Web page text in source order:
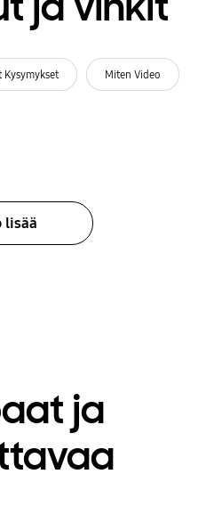
Kysymykset Miten Video
lisää
ja